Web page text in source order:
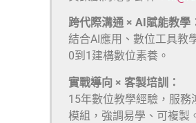
跨代際溝通 × AI賦能教學
結合AI應用、數位工具教
0到1建構數位素養。
實戰導向 × 客製培訓：
15年數位教學經驗，服
模組，強調易學、可複製